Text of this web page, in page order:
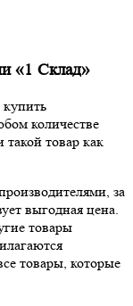
«1 Склад»
количестве
товар как
за
выгодная цена.
товары
товары, которые